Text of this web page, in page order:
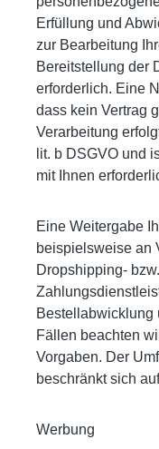
Erfüllung und
zur Bearbeitung
Bereitstellung der
erforderlich. Eine
dass kein Vertrag
Verarbeitung
lit. b DSGVO und
mit Ihnen
Eine Weitergabe
beispielsweise an
Dropshipping-
Bestellabwicklung
Fällen beachten
Vorgaben. Der
beschränkt sich
Werbung